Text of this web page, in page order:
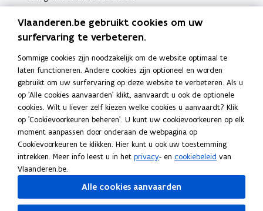
Schrijf je in
Thema's
Taaladviezen
Spellingregels
Tips voor duidelijke taal
Bekijk ook
Spellingtests
Boek- en webwijzer
Vlaanderen.be gebruikt cookies om uw
surfervaring te verbeteren.
Sommige cookies zijn noodzakelijk om de website optimaal te
laten functioneren. Andere cookies zijn optioneel en worden
gebruikt om uw surfervaring op deze website te verbeteren. Als u
op 'Alle cookies aanvaarden' klikt, aanvaardt u ook de optionele
cookies. Wilt u liever zelf kiezen welke cookies u aanvaardt? Klik
op 'Cookievoorkeuren beheren'. U kunt uw cookievoorkeuren op elk
moment aanpassen door onderaan de webpagina op
Cookievoorkeuren te klikken. Hier kunt u ook uw toestemming
intrekken. Meer info leest u in het privacy- en cookiebeleid van
Vlaanderen.be.
Alle cookies aanvaarden